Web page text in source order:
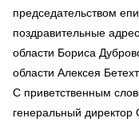
председательством
поздравительные
области Бориса
области Алексея
С приветственным
генеральный